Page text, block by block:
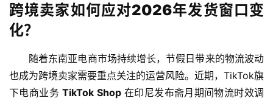
跨境卖家如何应对2026年发货窗口变
化？
随着东南亚电商市场持续增长，节假日带来的物流波动
也成为跨境卖家需要重点关注的运营风险。近期， TikTok旗
下电商业务TikTok Shop在印尼发布斋月期间物流时效调